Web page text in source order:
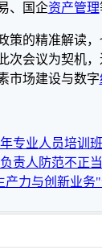
、国企资产管理
策的精准解读
次会议为契机
市场建设与数字
专业人员培训班
责人防范不正
产力与创新业务